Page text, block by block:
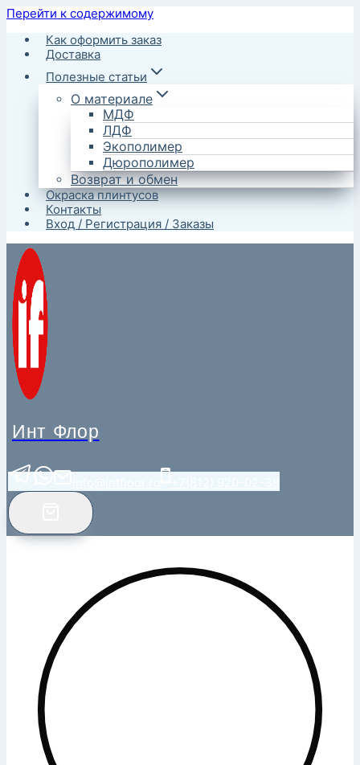
Перейти к содержимому
Как оформить заказ
Доставка
Полезные статьи
О материале
МДФ
ЛДФ
Экополимер
Дюрополимер
Возврат и обмен
Окраска плинтусов
Контакты
Вход / Регистрация / Заказы
Инт Флор